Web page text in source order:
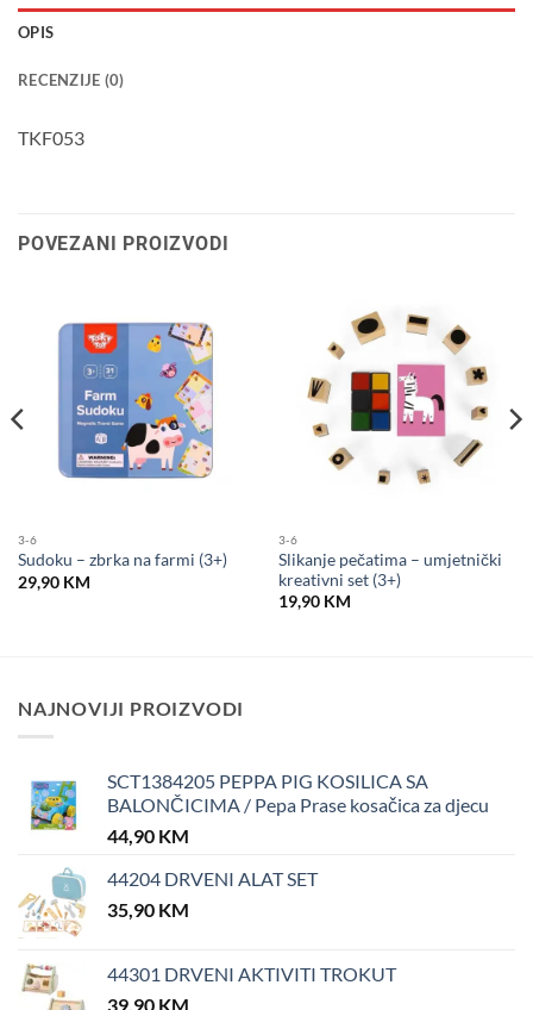
OPIS
RECENZIJE (0)
TKF053
POVEZANI PROIZVODI
3-6
Sudoku – zbrka na farmi (3+)
29,90 KM
3-6
Slikanje pečatima – umjetnički
kreativni set (3+)
19,90 KM
NAJNOVIJI PROIZVODI
SCT1384205 PEPPA PIG KOSILICA SA
BALONČICIMA / Pepa Prase kosačica za djecu
44,90 KM
44204 DRVENI ALAT SET
35,90 KM
44301 DRVENI AKTIVITI TROKUT
39,90 KM